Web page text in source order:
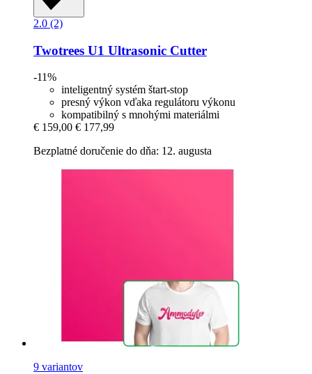
2.0 (2)
Twotrees U1 Ultrasonic Cutter
-11%
inteligentný systém štart-stop
presný výkon vďaka regulátoru výkonu
kompatibilný s mnohými materiálmi
€ 159,00 € 177,99
Bezplatné doručenie do dňa: 12. augusta
9 variantov